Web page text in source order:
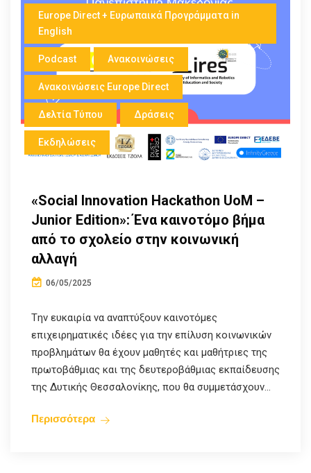
Europe Direct + Ευρωπαικά Προγράμματα in
English
Podcast Ανακοινώσεις
Ανακοινώσεις Europe Direct
Δελτία Τύπου Δράσεις
Εκδηλώσεις
«Social Innovation Hackathon UoM –
Junior Edition»: Ένα καινοτόμο βήμα
από το σχολείο στην κοινωνική
αλλαγή
06/05/2025
Tην ευκαιρία να αναπτύξουν καινοτόμες
επιχειρηματικές ιδέες για την επίλυση κοινωνικών
προβλημάτων θα έχουν μαθητές και μαθήτριες της
πρωτοβάθμιας και της δευτεροβάθμιας εκπαίδευσης
της Δυτικής Θεσσαλονίκης, που θα συμμετάσχουν...
Περισσότερα